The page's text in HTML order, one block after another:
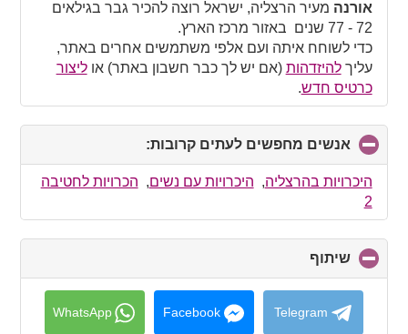
collapse
contents
אורנה מעיר הרצליה, ישראל רוצה להכיר גבר בגילאים
72 - 77 שנים באזור מרכז הארץ.
כדי לשוחח איתה ועם אלפי משתמשים אחרים באתר,
עליךלהיזדהות (אם יש לך כבר חשבון באתר) אוליצור
כרטיס חדש.
אנשים מחפשים לעתים קרובות:
to
collapse
היכרויות בהרצליה, היכרויות עם נשים, הכרויות לחטיבה
2
שיתוף
to
collapse
contents
Telegram
Facebook
WhatsApp